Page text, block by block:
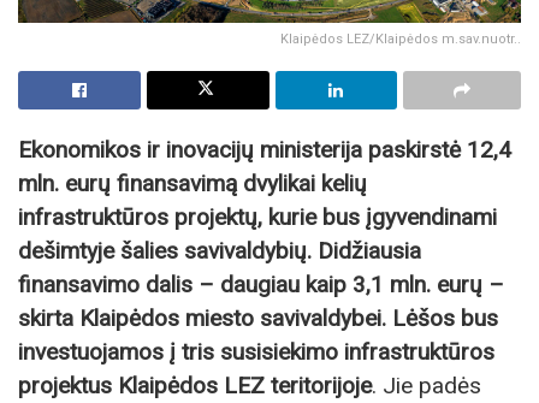
Klaipėdos LEZ/Klaipėdos m.sav.nuotr..
Ekonomikos ir inovacijų ministerija paskirstė 12,4
mln. eurų finansavimą dvylikai kelių
infrastruktūros projektų, kurie bus įgyvendinami
dešimtyje šalies savivaldybių. Didžiausia
finansavimo dalis – daugiau kaip 3,1 mln. eurų –
skirta Klaipėdos miesto savivaldybei. Lėšos bus
investuojamos į tris susisiekimo infrastruktūros
projektus Klaipėdos LEZ teritorijoje. Jie padės